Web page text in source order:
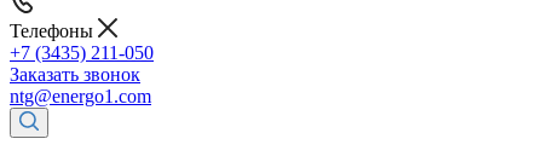
Телефоны
+7 (3435) 211-050
Заказать звонок
ntg@energo1.com